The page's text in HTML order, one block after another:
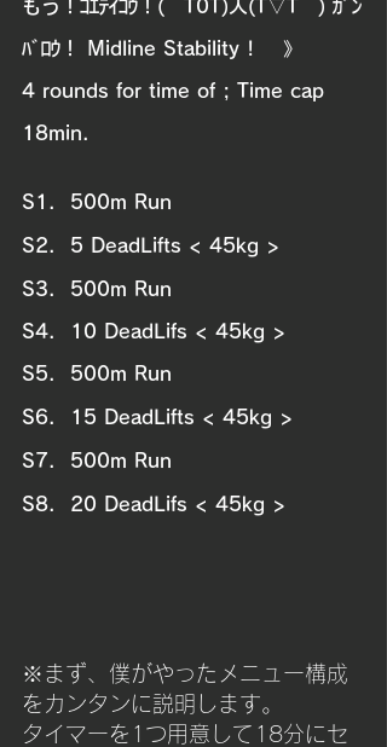
もう！ｺｴﾃｲｺｳ！(　T0T)人(T▽T　) ｶﾞﾝ
ﾊﾞﾛｳ！ Midline Stability ! 》
4 rounds for time of ; Time cap
18min.
S1.  500m Run
S2.  5 DeadLifts < 45kg >
S3.  500m Run
S4.  10 DeadLifs < 45kg >
S5.  500m Run
S6.  15 DeadLifts < 45kg >
S7.  500m Run
S8.  20 DeadLifs < 45kg >
※まず、僕がやったメニュー構成
をカンタンに説明します。
タイマーを1つ用意して18分にセ